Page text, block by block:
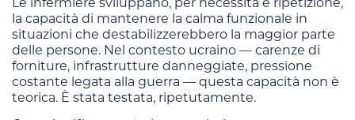
la capacità di mantenere la calma funzionale in
situazioni che destabilizzerebbero la maggior parte
delle persone. Nel contesto ucraino — carenze di
forniture, infrastrutture danneggiate, pressione
costante legata alla guerra — questa capacità non è
teorica. È stata testata, ripetutamente.